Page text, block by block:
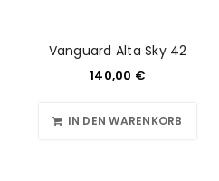
Vanguard Alta Sky 42
140,00 €
IN DEN WARENKORB